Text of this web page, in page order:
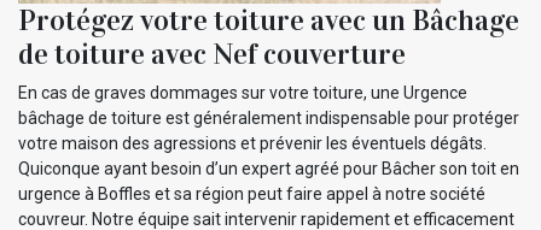
Protégez votre toiture avec un Bâchage
de toiture avec Nef couverture
En cas de graves dommages sur votre toiture, une Urgence
bâchage de toiture est généralement indispensable pour protéger
votre maison des agressions et prévenir les éventuels dégâts.
Quiconque ayant besoin d’un expert agréé pour Bâcher son toit en
urgence à Boffles et sa région peut faire appel à notre société
couvreur. Notre équipe sait intervenir rapidement et efficacement